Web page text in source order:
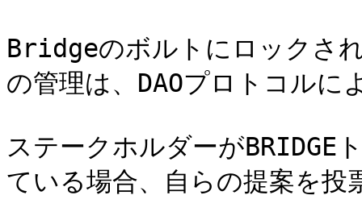
Bridgeのボルトにロックさ
の管理は、DAOプロトコルに
ステークホルダーがBRIDGE
ている場合、自らの提案を